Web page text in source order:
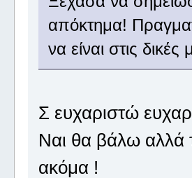
απόκτημα!
να είναι στις
Σ ευχαριστώ
Ναι θα βάλω αλλά
ακόμα !